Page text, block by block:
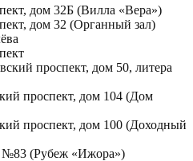
дом 32Б (Вилла «Вера»)
дом 32 (Органный зал)
проспект, дом 50, литера
проспект, дом 104 (Дом
проспект, дом 100 (Доходный
№83 (Рубеж «Ижора»)